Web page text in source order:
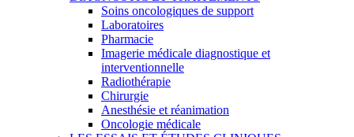
Soins oncologiques de support
Laboratoires
Pharmacie
Imagerie médicale diagnostique et
interventionnelle
Radiothérapie
Chirurgie
Anesthésie et réanimation
Oncologie médicale